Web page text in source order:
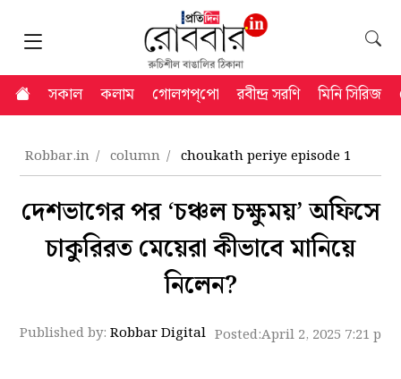
সকাল কলাম গোলগপ্‌পো রবীন্দ্র সরণি মিনি সিরিজ
Robbar.in column choukath periye episode 1
দেশভাগের পর ‘চঞ্চল চক্ষুময়’ অফিসে
চাকুরিরত মেয়েরা কীভাবে মানিয়ে
নিলেন?
Published by:Robbar Digital Posted:April 2, 2025 7:21 pm